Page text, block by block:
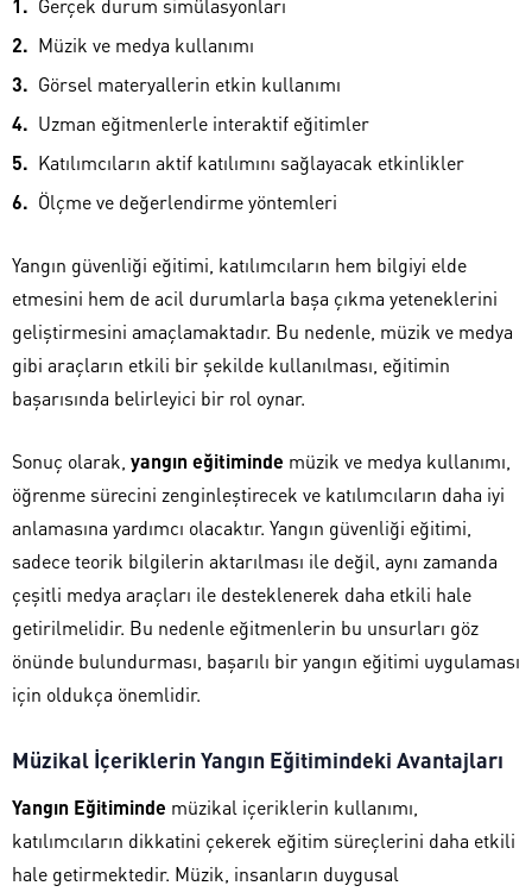
Gerçek durum simülasyonları
Müzik ve medya kullanımı
Görsel materyallerin etkin kullanımı
Uzman eğitmenlerle interaktif eğitimler
Katılımcıların aktif katılımını sağlayacak etkinlikler
Ölçme ve değerlendirme yöntemleri
Yangın güvenliği eğitimi, katılımcıların hem bilgiyi elde
etmesini hem de acil durumlarla başa çıkma yeteneklerini
geliştirmesini amaçlamaktadır. Bu nedenle, müzik ve medya
gibi araçların etkili bir şekilde kullanılması, eğitimin
başarısında belirleyici bir rol oynar.
Sonuç olarak, yangın eğitiminde müzik ve medya kullanımı,
öğrenme sürecini zenginleştirecek ve katılımcıların daha iyi
anlamasına yardımcı olacaktır. Yangın güvenliği eğitimi,
sadece teorik bilgilerin aktarılması ile değil, aynı zamanda
çeşitli medya araçları ile desteklenerek daha etkili hale
getirilmelidir. Bu nedenle eğitmenlerin bu unsurları göz
önünde bulundurması, başarılı bir yangın eğitimi uygulaması
için oldukça önemlidir.
Müzikal İçeriklerin Yangın Eğitimindeki Avantajları
Yangın Eğitiminde müzikal içeriklerin kullanımı,
katılımcıların dikkatini çekerek eğitim süreçlerini daha etkili
hale getirmektedir. Müzik, insanların duygusal